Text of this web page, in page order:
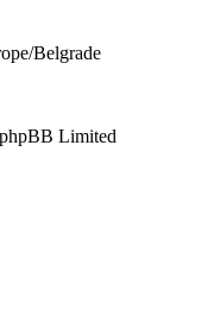
Belgrade
Limited